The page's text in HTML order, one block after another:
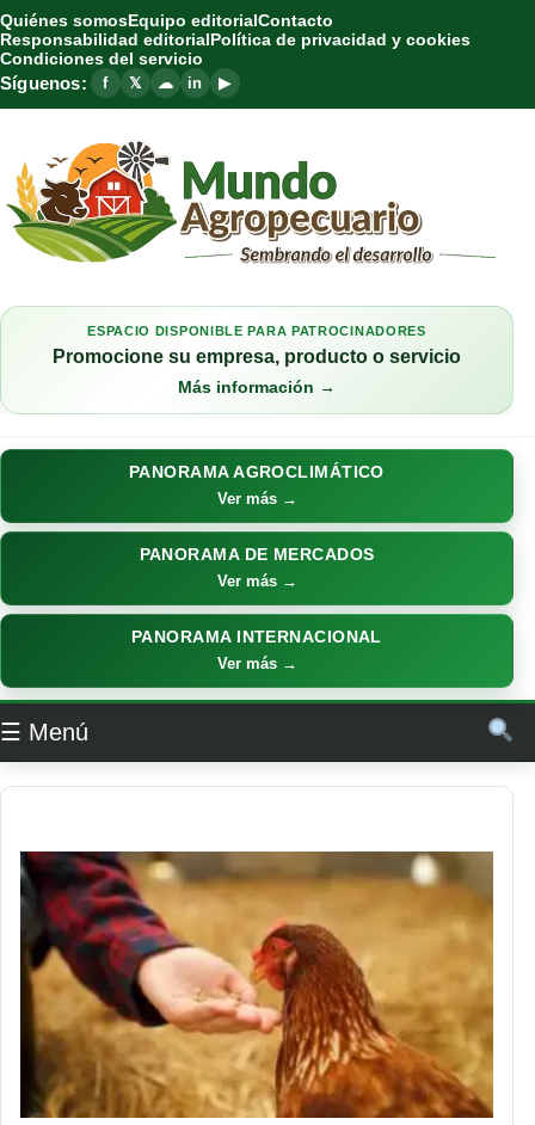
Quiénes somosEquipo editorialContacto
Responsabilidad editorialPolítica de privacidad y cookies
Condiciones del servicio
Síguenos: f 𝕏 ☁ in ▶
ESPACIO DISPONIBLE PARA PATROCINADORES
Promocione su empresa, producto o servicio
Más información →
PANORAMA AGROCLIMÁTICO
Ver más →
PANORAMA DE MERCADOS
Ver más →
PANORAMA INTERNACIONAL
Ver más →
☰ Menú